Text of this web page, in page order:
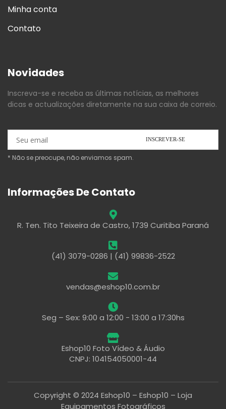
Minha conta
Contato
Novidades
Inscreva-se e receba as últimas notícias, as melhores
dicas e actualizações diretamente na sua caixa de correio.
* Não se preocupe, não enviamos spam.
Informações De Contato
R. Ten. Tito Teixeira de Castro, 1739 Curitiba Paraná
(41) 3079-0286 | (41) 99836-2522
vendas@eshop10.com.br
Seg – Sex: 9:00 a 12:00 - 13:00 a 17:30hs
Eshop10 Foto Vídeo & Áudio
CNPJ: 104154050001-44
Copyright © 2024 Eshop10 – Eshop10 – Loja
Equipamentos Fotográficos